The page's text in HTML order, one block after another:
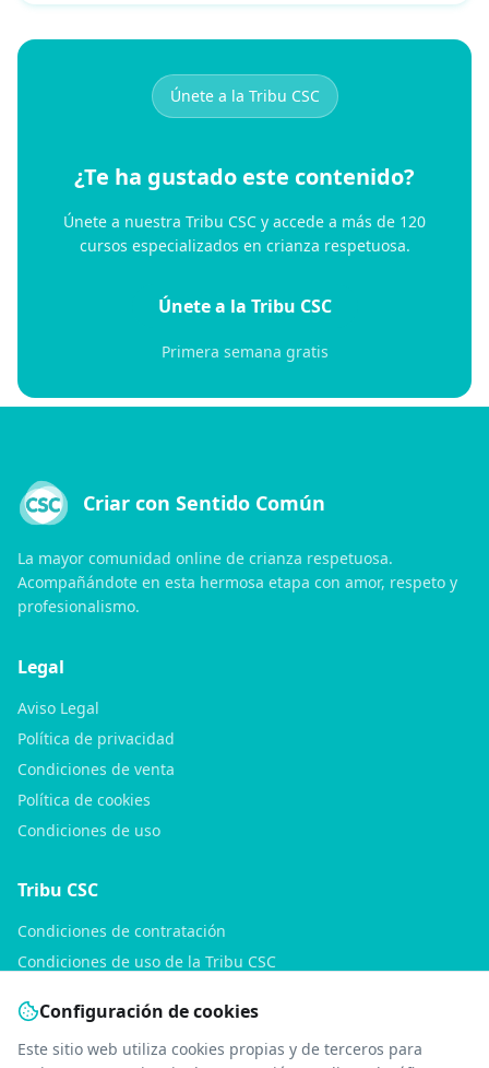
Configuración de cookies
Este sitio web utiliza cookies propias y de terceros para
Únete a la Tribu CSC
¿Te ha gustado este contenido?
Únete a nuestra Tribu CSC y accede a más de 120
cursos especializados en crianza respetuosa.
Únete a la Tribu CSC
Primera semana gratis
Criar con Sentido Común
La mayor comunidad online de crianza respetuosa.
Acompañándote en esta hermosa etapa con amor, respeto y
profesionalismo.
Legal
Aviso Legal
Política de privacidad
Condiciones de venta
Política de cookies
Condiciones de uso
Tribu CSC
Condiciones de contratación
Condiciones de uso de la Tribu CSC
Consultas